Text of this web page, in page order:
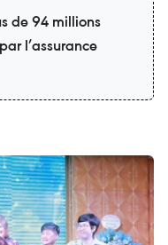
de 94 millions
l’assurance